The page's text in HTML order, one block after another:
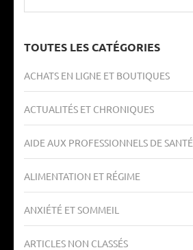
TOUTES LES CATÉGORIES
ACHATS EN LIGNE ET BOUTIQUES
ACTUALITÉS ET CHRONIQUES
AIDE AUX PROFESSIONNELS DE SANTÉ
ALIMENTATION ET RÉGIME
ANXIÉTÉ ET SOMMEIL
ARTICLES NON CLASSÉS